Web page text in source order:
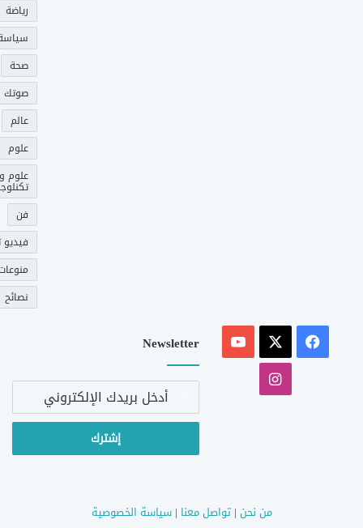
رياضة
صحة
عالم
علوم
علوم و
فن
فيديو
نصائح
فيسبوك
‫YouTube
انستقرام
Newsletter
أدخل
الإلكتروني
من نحن |تواصل معنا |سياسة الخصوصية